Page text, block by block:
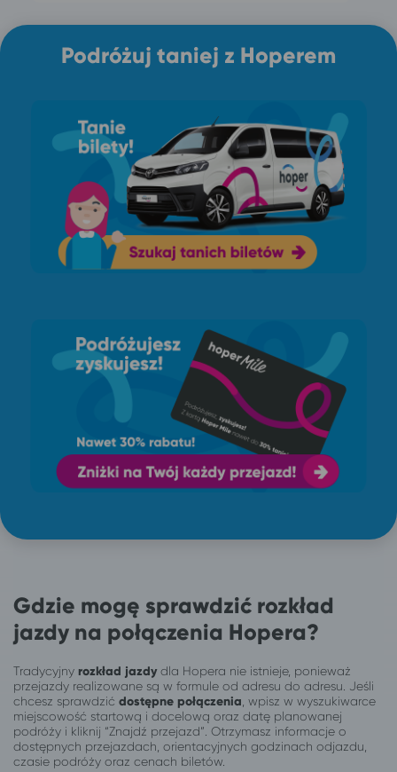
Podróżuj taniej z Hoperem
Gdzie mogę sprawdzić rozkład
jazdy na połączenia Hopera?
Tradycyjny rozkład jazdydla Hopera nie istnieje, ponieważ
przejazdy realizowane są w formule od adresu do adresu. Jeśli
chcesz sprawdzić dostępne połączenia , wpisz w wyszukiwarce
miejscowość startową i docelową oraz datę planowanej
podróży i kliknij “Znajdź przejazd”. Otrzymasz informacje o
dostępnych przejazdach, orientacyjnych godzinach odjazdu,
czasie podróży oraz cenach biletów.